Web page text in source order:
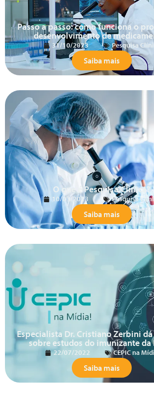
Passo a passo: como funciona o
desenvolvimento de
31/10/2023 Pesquisa
Saiba mais
O que é Pesquisa Clínica?
10/03/2023 Pesquisa
Saiba mais
Especialista Dr. Cristiano Zerbini
sobre estudos do imunizante da
22/07/2022 CEPIC na
Saiba mais